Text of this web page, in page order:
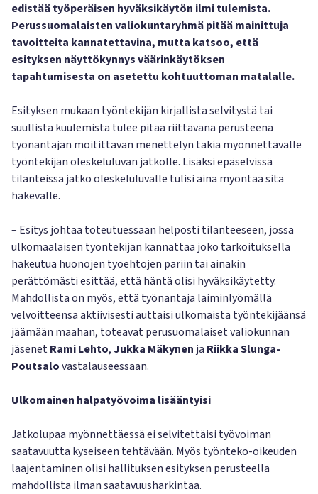
edistää työperäisen hyväksikäytön ilmi tulemista.
Perussuomalaisten valiokuntaryhmä pitää mainittuja
tavoitteita kannatettavina, mutta katsoo, että
esityksen näyttökynnys väärinkäytöksen
tapahtumisesta on asetettu kohtuuttoman matalalle.
Esityksen mukaan työntekijän kirjallista selvitystä tai
suullista kuulemista tulee pitää riittävänä perusteena
työnantajan moitittavan menettelyn takia myönnettävälle
työntekijän oleskeluluvan jatkolle. Lisäksi epäselvissä
tilanteissa jatko oleskeluluvalle tulisi aina myöntää sitä
hakevalle.
– Esitys johtaa toteutuessaan helposti tilanteeseen, jossa
ulkomaalaisen työntekijän kannattaa joko tarkoituksella
hakeutua huonojen työehtojen pariin tai ainakin
perättömästi esittää, että häntä olisi hyväksikäytetty.
Mahdollista on myös, että työnantaja laiminlyömällä
velvoitteensa aktiivisesti auttaisi ulkomaista työntekijäänsä
jäämään maahan, toteavat perusuomalaiset valiokunnan
jäsenetRami Lehto, Jukka Mäkynen ja Riikka Slunga-
Poutsalovastalauseessaan.
Ulkomainen halpatyövoima lisääntyisi
Jatkolupaa myönnettäessä ei selvitettäisi työvoiman
saatavuutta kyseiseen tehtävään. Myös työnteko-oikeuden
laajentaminen olisi hallituksen esityksen perusteella
mahdollista ilman saatavuusharkintaa.